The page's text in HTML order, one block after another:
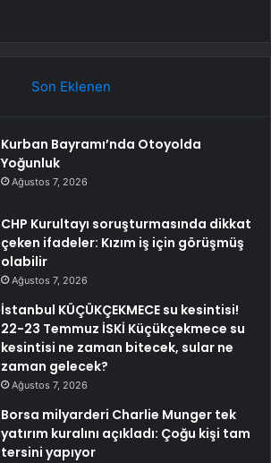
Son Eklenen
Kurban Bayramı’nda Otoyolda
Yoğunluk
Ağustos 7, 2026
CHP Kurultayı soruşturmasında dikkat
çeken ifadeler: Kızım iş için görüşmüş
olabilir
Ağustos 7, 2026
İstanbul KÜÇÜKÇEKMECE su kesintisi!
22-23 Temmuz İSKİ Küçükçekmece su
kesintisi ne zaman bitecek, sular ne
zaman gelecek?
Ağustos 7, 2026
Borsa milyarderi Charlie Munger tek
yatırım kuralını açıkladı: Çoğu kişi tam
tersini yapıyor